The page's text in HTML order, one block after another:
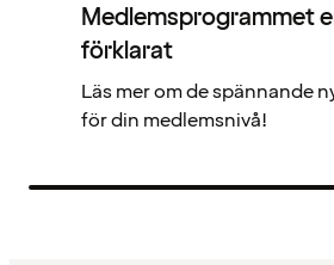
Medlemsprogrammet
förklarat
Läs mer om de spännande
för din medlemsnivå!